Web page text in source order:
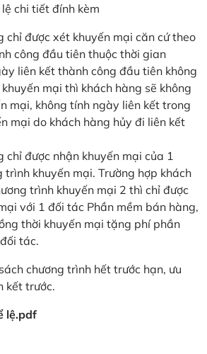
lệ chi tiết đính kèm
chỉ được xét khuyến mại căn cứ theo
công đầu tiên thuộc thời gian
liên kết thành công đầu tiên không
mại thì khách hàng sẽ không
mại, không tính ngày liên kết trong
mại do khách hàng hủy đi liên kết
chỉ được nhận khuyến mại của 1
trình khuyến mại. Trường hợp khách
trình khuyến mại 2 thì chỉ được
với 1 đối tác Phần mềm bán hàng,
thời khuyến mại tặng phí phần
tác.
chương trình hết trước hạn, ưu
kết trước.
lệ.pdf